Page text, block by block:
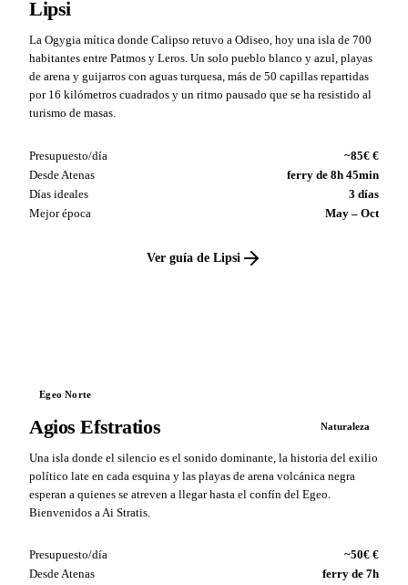
Lipsi
La Ogygia mítica donde Calipso retuvo a Odiseo, hoy una isla de 700
habitantes entre Patmos y Leros. Un solo pueblo blanco y azul, playas
de arena y guijarros con aguas turquesa, más de 50 capillas repartidas
por 16 kilómetros cuadrados y un ritmo pausado que se ha resistido al
turismo de masas.
Presupuesto/día
~85€ €
Desde Atenas
ferry de 8h 45min
Días ideales
3 días
Mejor época
May – Oct
Ver guía de Lipsi
Egeo Norte
Agios Efstratios Naturaleza
Una isla donde el silencio es el sonido dominante, la historia del exilio
político late en cada esquina y las playas de arena volcánica negra
esperan a quienes se atreven a llegar hasta el confín del Egeo.
Bienvenidos a Ai Stratis.
Presupuesto/día
~50€ €
Desde Atenas
ferry de 7h